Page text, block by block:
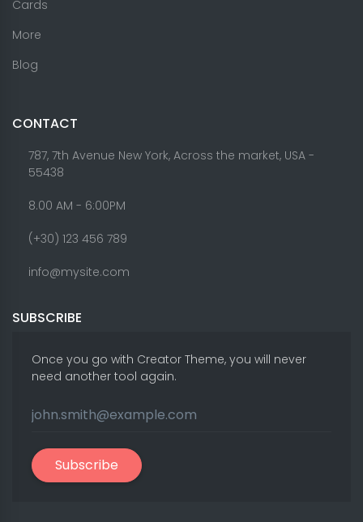
Cards
More
Blog
CONTACT
787, 7th Avenue New York, Across the market, USA -
55438
8.00 AM - 6:00PM
(+30) 123 456 789
info@mysite.com
SUBSCRIBE
Once you go with Creator Theme, you will never
need another tool again.
Subscribe